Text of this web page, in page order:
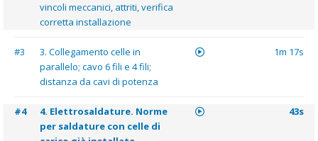
vincoli meccanici, attriti, verifica
corretta installazione
#3
3. Collegamento celle in
parallelo; cavo 6 fili e 4 fili;
distanza da cavi di potenza
1m 17s
#4
4. Elettrosaldature. Norme
per saldature con celle di
43s